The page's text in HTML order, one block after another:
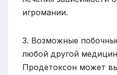
игромании.
3. Возможные
любой другой
Продетоксон может